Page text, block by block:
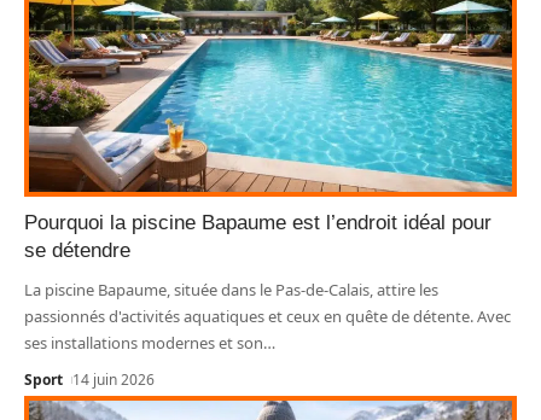
Pourquoi la piscine Bapaume est l’endroit idéal pour
se détendre
La piscine Bapaume, située dans le Pas-de-Calais, attire les
passionnés d'activités aquatiques et ceux en quête de détente. Avec
ses installations modernes et son…
Sport 14 juin 2026